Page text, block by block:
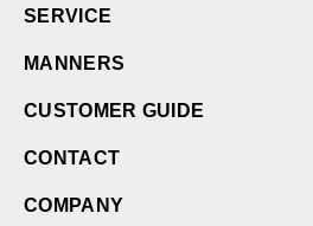
SERVICE
MANNERS
CUSTOMER GUIDE
CONTACT
COMPANY